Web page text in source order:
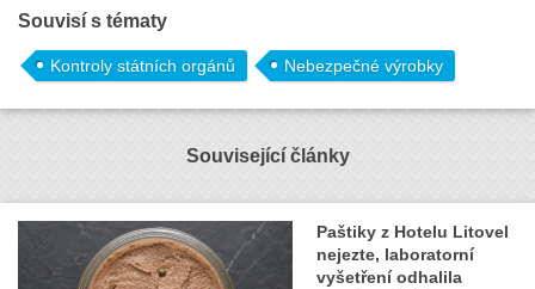
Souvisí s tématy
Kontroly státních orgánů Nebezpečné výrobky
Související články
Paštiky z Hotelu Litovel
nejezte, laboratorní
vyšetření odhalila